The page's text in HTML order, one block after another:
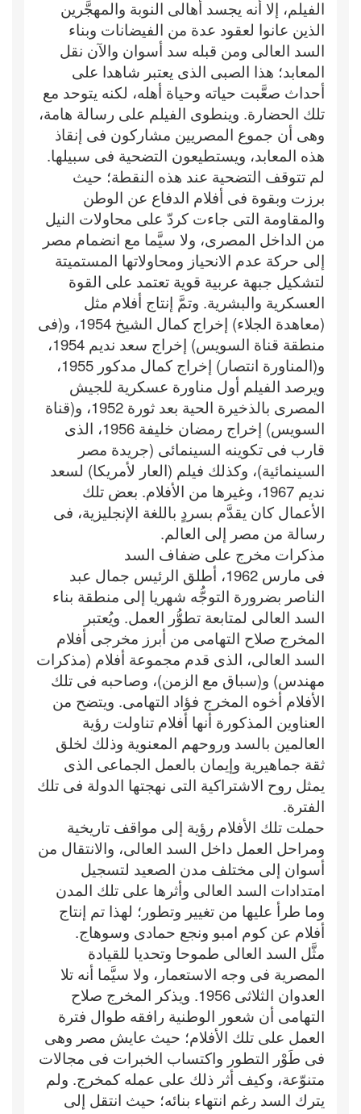
الفيلم، إلا أنه يجسد أهالى النوبة والمهجَّرين
الذين عانوا لعقود عدة من الفيضانات وبناء
السد العالى ومن قبله سد أسوان والآن نقل
المعابد؛ هذا الصبى الذى يعتبر شاهدا على
أحداث صعَّبت حياته وحياة أهله، لكنه يتوحد مع
تلك الحضارة. وينطوى الفيلم على رسالة هامة،
وهى أن جموع المصريين مشاركون فى إنقاذ
هذه المعابد، ويستطيعون التضحية فى سبيلها.
لم تتوقف التضحية عند هذه النقطة؛ حيث
برزت وبقوة فى أفلام الدفاع عن الوطن
والمقاومة التى جاءت كردّ على محاولات النيل
من الداخل المصرى، ولا سيَّما مع انضمام مصر
إلى حركة عدم الانحياز ومحاولاتها المستميتة
لتشكيل جبهة عربية قوية تعتمد على القوة
العسكرية والبشرية. وتمَّ إنتاج أفلام مثل
(معاهدة الجلاء) إخراج كمال الشيخ 1954، و(فى
منطقة قناة السويس) إخراج سعد نديم 1954،
و(المناورة انتصار) إخراج كمال مدكور 1955،
ويرصد الفيلم أول مناورة عسكرية للجيش
المصرى بالذخيرة الحية بعد ثورة 1952، و(قناة
السويس) إخراج رمضان خليفة 1956، الذى
قارب فى تكوينه السينمائى (جريدة مصر
السينمائية)، وكذلك فيلم (العار لأمريكا) لسعد
نديم 1967، وغيرها من الأفلام. بعض تلك
الأعمال كان يقدَّم بسردٍ باللغة الإنجليزية، فى
رسالة من مصر إلى العالم.
مذكرات مخرج على ضفاف السد
فى مارس 1962، أطلق الرئيس جمال عبد
الناصر بضرورة التوجُّه شهريا إلى منطقة بناء
السد العالى لمتابعة تطوُّر العمل. ويُعتبر
المخرج صلاح التهامى من أبرز مخرجى أفلام
السد العالى، الذى قدم مجموعة أفلام (مذكرات
مهندس) و(سباق مع الزمن)، وصاحبه فى تلك
الأفلام أخوه المخرج فؤاد التهامى. ويتضح من
العناوين المذكورة أنها أفلام تناولت رؤية
العالمين بالسد وروحهم المعنوية وذلك لخلق
ثقة جماهيرية وإيمان بالعمل الجماعى الذى
يمثل روح الاشتراكية التى نهجتها الدولة فى تلك
الفترة.
حملت تلك الأفلام رؤية إلى مواقف تاريخية
ومراحل العمل داخل السد العالى، والانتقال من
أسوان إلى مختلف مدن الصعيد لتسجيل
امتدادات السد العالى وأثرها على تلك المدن
وما طرأ عليها من تغيير وتطور؛ لهذا تم إنتاج
أفلام عن كوم امبو ونجع حمادى وسوهاج.
مثَّل السد العالى طموحا وتحديا للقيادة
المصرية فى وجه الاستعمار، ولا سيَّما أنه تلا
العدوان الثلاثى 1956. ويذكر المخرج صلاح
التهامى أن شعور الوطنية رافقه طوال فترة
العمل على تلك الأفلام؛ حيث عايش مصر وهى
فى طَوْر التطور واكتساب الخبرات فى مجالات
متنوّعة، وكيف أثر ذلك على عمله كمخرج. ولم
يترك السد رغم انتهاء بنائه؛ حيث انتقل إلى